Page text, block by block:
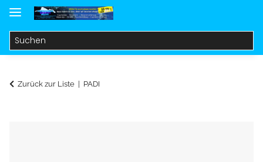
Zurück zur Liste PADI